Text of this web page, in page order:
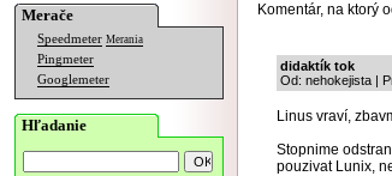
Merače
Speedmeter Merania
Pingmeter
Googlemeter
Hľadanie
Komentár, na ktorý
didaktík tok
Od: nehokejista |
Linus vraví,
Stopnime
pouzivat Lunix,